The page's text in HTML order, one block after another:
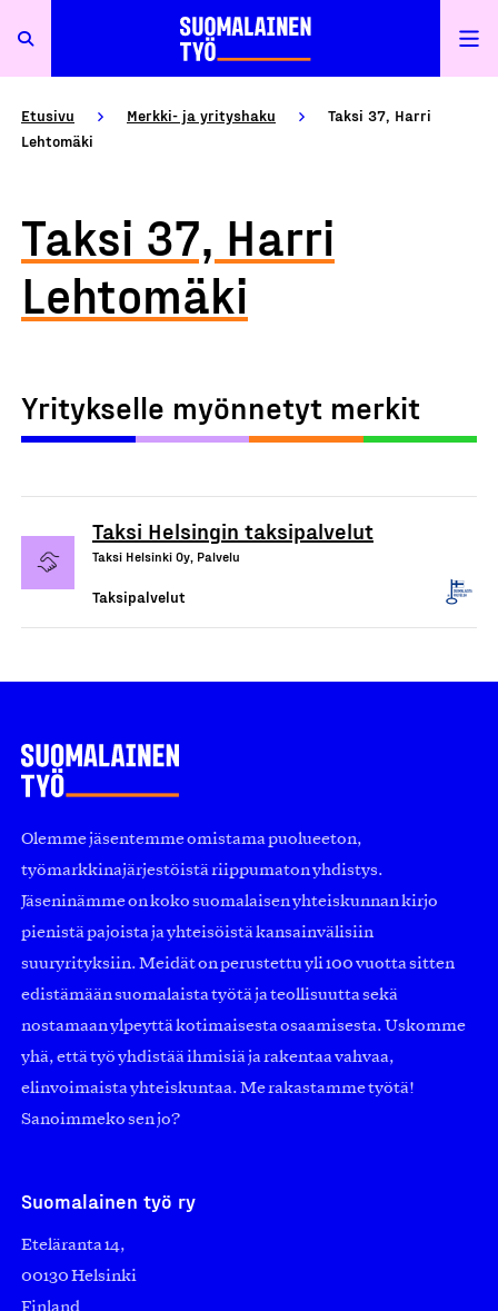
Etusivu Merkki- ja yrityshaku
Taksi 37, Harri
Lehtomäki
Taksi 37, Harri
Lehtomäki
Yritykselle myönnetyt merkit
Taksi Helsingin taksipalvelut
Taksi Helsinki Oy, Palvelu
Taksipalvelut
Olemme jäsentemme omistama puolueeton,
työmarkkinajärjestöistä riippumaton yhdistys.
Jäseninämme on koko suomalaisen yhteiskunnan kirjo
pienistä pajoista ja yhteisöistä kansainvälisiin
suuryrityksiin. Meidät on perustettu yli 100 vuotta sitten
edistämään suomalaista työtä ja teollisuutta sekä
nostamaan ylpeyttä kotimaisesta osaamisesta. Uskomme
yhä, että työ yhdistää ihmisiä ja rakentaa vahvaa,
elinvoimaista yhteiskuntaa. Me rakastamme työtä!
Sanoimmeko sen jo?
Suomalainen työ ry
Eteläranta 14,
00130 Helsinki
Finland